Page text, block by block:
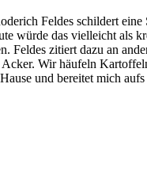
Feldes schildert
würde das vielleicht
Feldes zitiert dazu an
Wir häufeln
und bereitet mich